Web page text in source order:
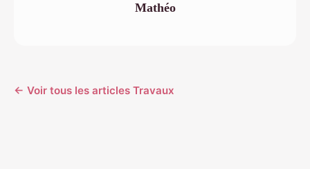
Mathéo
← Voir tous les articles Travaux